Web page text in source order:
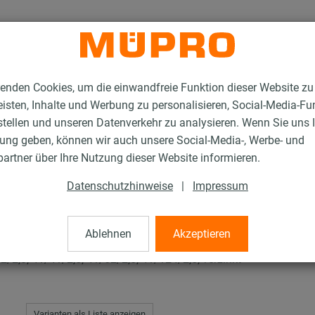
Cookies, um die einwandfreie Funktion dieser Website zu
Inhalte und Werbung zu personalisieren, Social-Media-
und unseren Datenverkehr zu analysieren. Wenn Sie uns
geben, können wir auch unsere Social-Media-, Werbe- und
über Ihre Nutzung dieser Website informieren.
Datenschutzhinweise | Impressum
Ablehnen Akzeptieren
Gewindeplatten
2,0, 41/41/2,5, 41/62/2,5, 41/124/2,5, verzinkt